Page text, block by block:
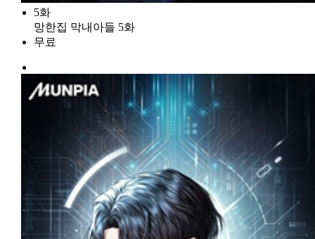
5화
망한집 막내아들 5화
무료